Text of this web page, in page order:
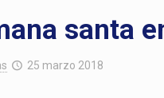
santa
25 marzo 2018